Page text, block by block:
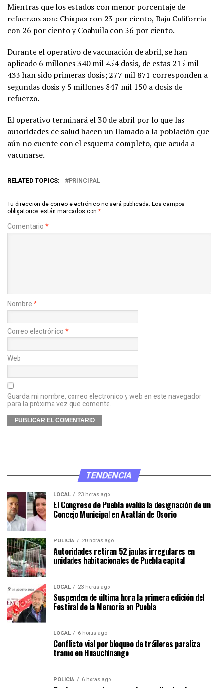
Mientras que los estados con menor porcentaje de
refuerzos son: Chiapas con 23 por ciento, Baja California
con 26 por ciento y Coahuila con 36 por ciento.
Durante el operativo de vacunación de abril, se han
aplicado 6 millones 340 mil 454 dosis, de estas 215 mil
433 han sido primeras dosis; 277 mil 871 corresponden a
segundas dosis y 5 millones 847 mil 150 a dosis de
refuerzo.
El operativo terminará el 30 de abril por lo que las
autoridades de salud hacen un llamado a la población que
aún no cuente con el esquema completo, que acuda a
vacunarse.
RELATED TOPICS: PRINCIPAL
Tu dirección de correo electrónico no será publicada. Los campos
obligatorios están marcados con *
Comentario *
Nombre *
Correo electrónico *
Web
Guarda mi nombre, correo electrónico y web en este navegador
para la próxima vez que comente.
TENDENCIA
LOCAL 23 horas ago
El Congreso de Puebla evalúa la designación de un
Concejo Municipal en Acatlán de Osorio
POLICÍA 20 horas ago
Autoridades retiran 52 jaulas irregulares en
unidades habitacionales de Puebla capital
LOCAL 23 horas ago
Suspenden de última hora la primera edición del
Festival de la Memoria en Puebla
LOCAL 6 horas ago
Conflicto vial por bloqueo de tráileres paraliza
tramo en Huauchinango
POLICÍA 6 horas ago